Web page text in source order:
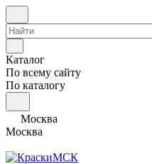
Каталог
По всему сайту
По каталогу
Москва
Москва